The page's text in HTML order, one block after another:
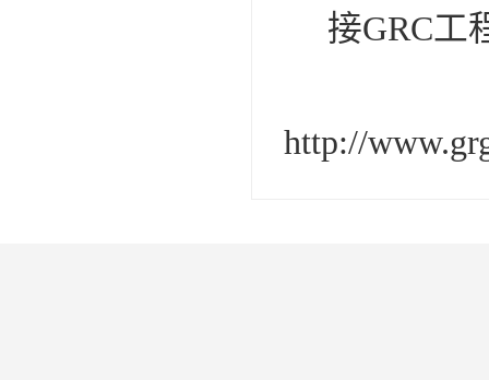
接GRC工
http://